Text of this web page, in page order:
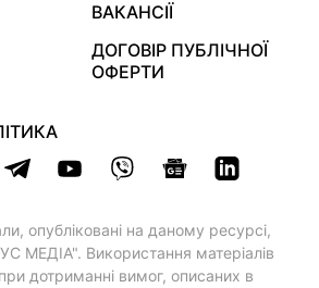
ВАКАНСІЇ
ДОГОВІР ПУБЛІЧНОЇ
ОФЕРТИ
опубліковані на даному ресурсі,
МЕДІА". Використання матеріалів
дотриманні вимог, описаних в